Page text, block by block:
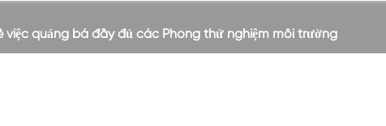
quảng bá đầy đủ các Phòng thử nghiệm môi trường